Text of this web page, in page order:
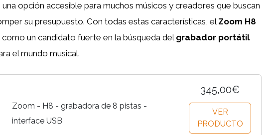
opción accesible para muchos músicos y creadores que buscan
su presupuesto. Con todas estas características, el Zoom H8
un candidato fuerte en la búsqueda del grabador portátil
el mundo musical.
Zoom - H8 - grabadora de 8 pistas -
interface USB
345,00€
VER
PRODUCTO